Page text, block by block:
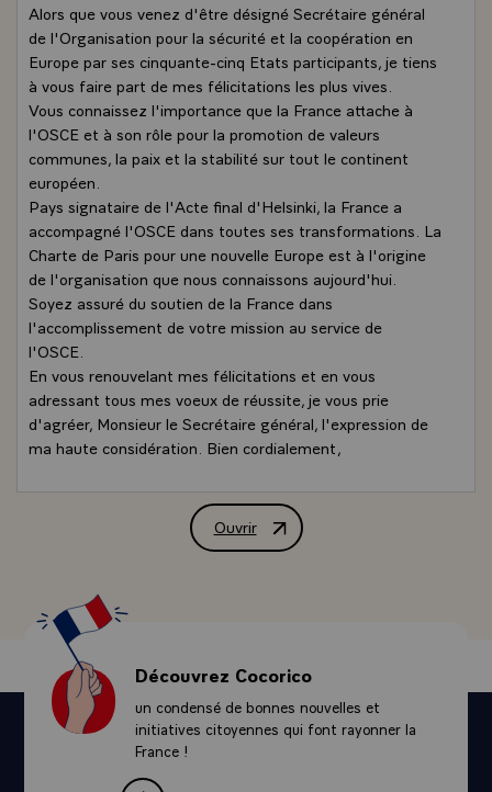
Alors que vous venez d'être désigné Secrétaire général
de l'Organisation pour la sécurité et la coopération en
Europe par ses cinquante-cinq Etats participants, je tiens
à vous faire part de mes félicitations les plus vives.
Vous connaissez l'importance que la France attache à
l'OSCE et à son rôle pour la promotion de valeurs
communes, la paix et la stabilité sur tout le continent
européen.
Pays signataire de l'Acte final d'Helsinki, la France a
accompagné l'OSCE dans toutes ses transformations. La
Charte de Paris pour une nouvelle Europe est à l'origine
de l'organisation que nous connaissons aujourd'hui.
Soyez assuré du soutien de la France dans
l'accomplissement de votre mission au service de
l'OSCE.
En vous renouvelant mes félicitations et en vous
adressant tous mes voeux de réussite, je vous prie
d'agréer, Monsieur le Secrétaire général, l'expression de
ma haute considération. Bien cordialement,
Ouvrir
Lettre de M. Jacques Chirac,
Découvrez Cocorico
un condensé de bonnes nouvelles et
initiatives citoyennes qui font rayonner la
France !